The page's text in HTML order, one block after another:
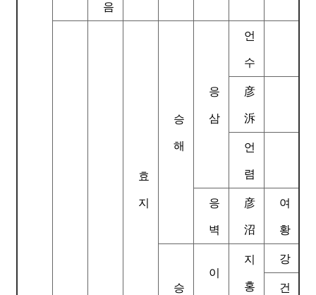
음
효
지
승
해
응
삼
언
수
彦
泝
언
렴
응
벽
彦
沼
여
황
승
이
지
홍
강
건